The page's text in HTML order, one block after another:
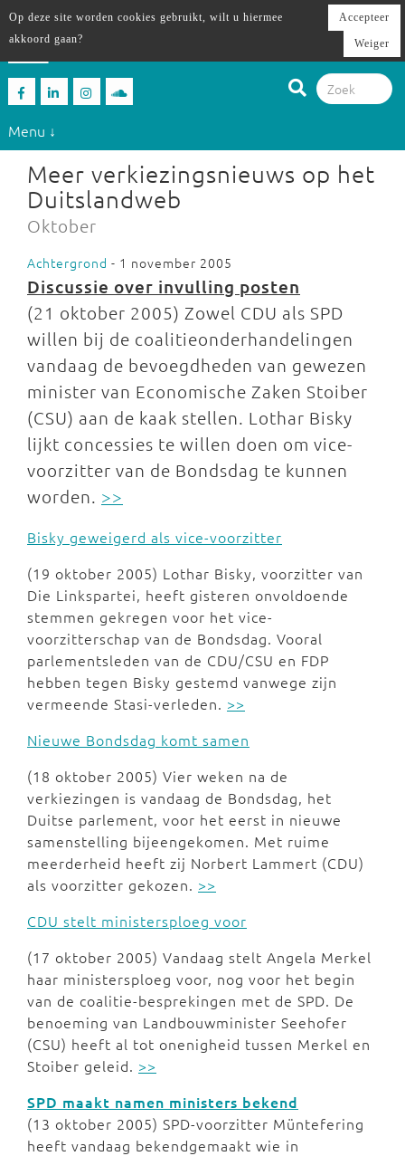
Menu ↓
Meer verkiezingsnieuws op het
Duitslandweb
Oktober
Achtergrond - 1 november 2005
Discussie over invulling posten
(21 oktober 2005) Zowel CDU als SPD
willen bij de coalitieonderhandelingen
vandaag de bevoegdheden van gewezen
minister van Economische Zaken Stoiber
(CSU) aan de kaak stellen. Lothar Bisky
lijkt concessies te willen doen om vice-
voorzitter van de Bondsdag te kunnen
worden. >>
Bisky geweigerd als vice-voorzitter
(19 oktober 2005) Lothar Bisky, voorzitter van
Die Linkspartei, heeft gisteren onvoldoende
stemmen gekregen voor het vice-
voorzitterschap van de Bondsdag. Vooral
parlementsleden van de CDU/CSU en FDP
hebben tegen Bisky gestemd vanwege zijn
vermeende Stasi-verleden. >>
Nieuwe Bondsdag komt samen
(18 oktober 2005) Vier weken na de
verkiezingen is vandaag de Bondsdag, het
Duitse parlement, voor het eerst in nieuwe
samenstelling bijeengekomen. Met ruime
meerderheid heeft zij Norbert Lammert (CDU)
als voorzitter gekozen. >>
CDU stelt ministersploeg voor
(17 oktober 2005) Vandaag stelt Angela Merkel
haar ministersploeg voor, nog voor het begin
van de coalitie-besprekingen met de SPD. De
benoeming van Landbouwminister Seehofer
(CSU) heeft al tot onenigheid tussen Merkel en
Stoiber geleid. >>
SPD maakt namen ministers bekend
(13 oktober 2005) SPD-voorzitter Müntefering
heeft vandaag bekendgemaakt wie in
Op deze site worden cookies gebruikt, wilt u hiermee
akkoord gaan?
Accepteer
Weiger